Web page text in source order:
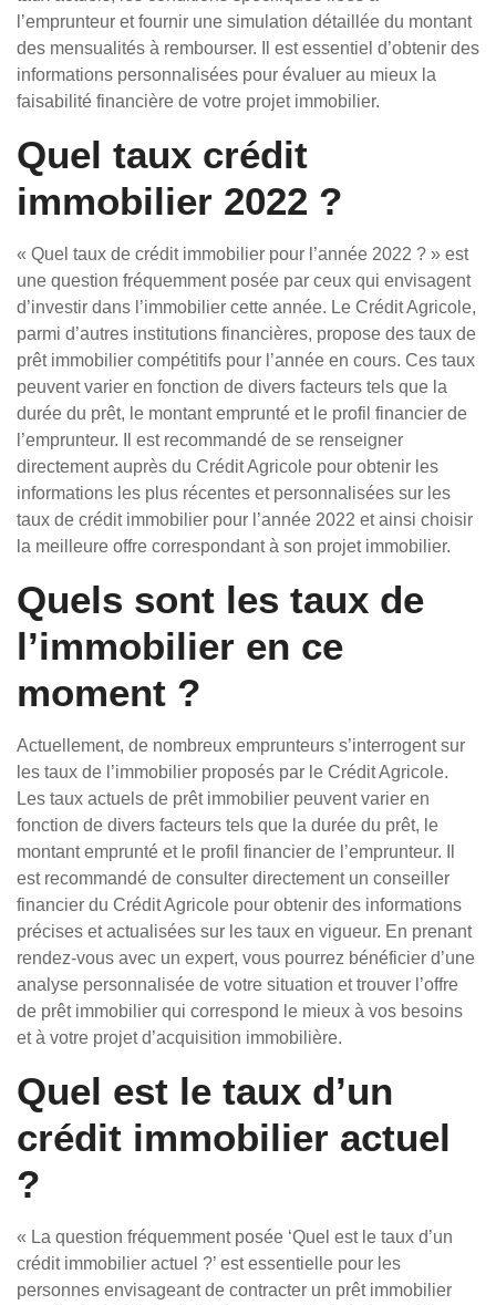
l’emprunteur et fournir une simulation détaillée du montant
des mensualités à rembourser. Il est essentiel d’obtenir des
informations personnalisées pour évaluer au mieux la
faisabilité financière de votre projet immobilier.
Quel taux crédit
immobilier 2022 ?
« Quel taux de crédit immobilier pour l’année 2022 ? » est
une question fréquemment posée par ceux qui envisagent
d’investir dans l’immobilier cette année. Le Crédit Agricole,
parmi d’autres institutions financières, propose des taux de
prêt immobilier compétitifs pour l’année en cours. Ces taux
peuvent varier en fonction de divers facteurs tels que la
durée du prêt, le montant emprunté et le profil financier de
l’emprunteur. Il est recommandé de se renseigner
directement auprès du Crédit Agricole pour obtenir les
informations les plus récentes et personnalisées sur les
taux de crédit immobilier pour l’année 2022 et ainsi choisir
la meilleure offre correspondant à son projet immobilier.
Quels sont les taux de
l’immobilier en ce
moment ?
Actuellement, de nombreux emprunteurs s’interrogent sur
les taux de l’immobilier proposés par le Crédit Agricole.
Les taux actuels de prêt immobilier peuvent varier en
fonction de divers facteurs tels que la durée du prêt, le
montant emprunté et le profil financier de l’emprunteur. Il
est recommandé de consulter directement un conseiller
financier du Crédit Agricole pour obtenir des informations
précises et actualisées sur les taux en vigueur. En prenant
rendez-vous avec un expert, vous pourrez bénéficier d’une
analyse personnalisée de votre situation et trouver l’offre
de prêt immobilier qui correspond le mieux à vos besoins
et à votre projet d’acquisition immobilière.
Quel est le taux d’un
crédit immobilier actuel
?
« La question fréquemment posée ‘Quel est le taux d’un
crédit immobilier actuel ?’ est essentielle pour les
personnes envisageant de contracter un prêt immobilier